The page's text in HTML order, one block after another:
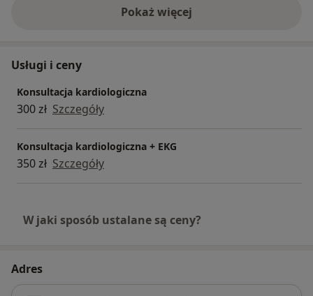
Pokaż więcejo doświadczeniu
Usługi i ceny
Konsultacja kardiologiczna
300 zł Szczegóły
Konsultacja kardiologiczna + EKG
350 zł Szczegóły
W jaki sposób ustalane są ceny?
Adres